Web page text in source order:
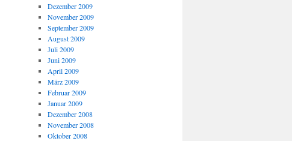
Dezember 2009
November 2009
September 2009
August 2009
Juli 2009
Juni 2009
April 2009
März 2009
Februar 2009
Januar 2009
Dezember 2008
November 2008
Oktober 2008